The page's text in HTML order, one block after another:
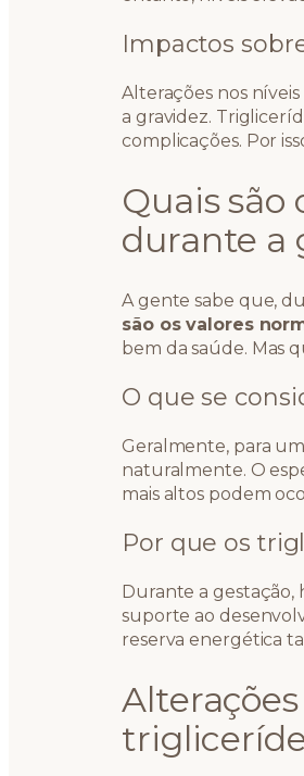
Impactos
Alterações nos
a gravidez.
complicações. Por
Quais são
durante a
A gente sabe que,
são os valores
bem da saúde. Mas
O que se
Geralmente, para
naturalmente. O
mais altos podem
Por que os
Durante a
suporte ao
reserva energética